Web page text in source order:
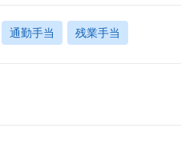
通勤手当 残業手当